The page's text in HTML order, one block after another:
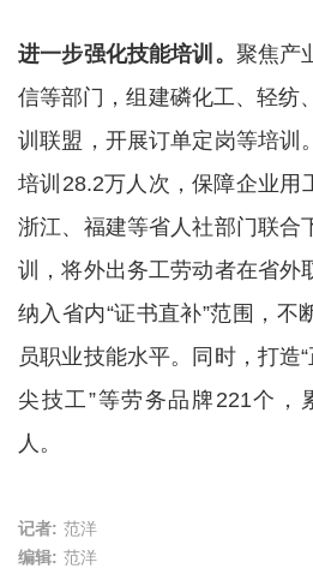
进一步强化技能培训。 聚焦产
信等部门，组建磷化工、轻纺
训联盟，开展订单定岗等培训
培训28.2万人次，保障企业用
浙江、福建等省人社部门联合
训，将外出务工劳动者在省外
纳入省内“证书直补”范围，不
员职业技能水平。同时，打造
尖技工”等劳务品牌221个，
人。
记者: 范洋
编辑: 范洋